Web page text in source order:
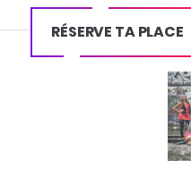
RÉSERVE TA PLACE